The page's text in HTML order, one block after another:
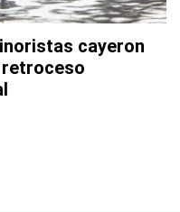
cayeron
retroceso